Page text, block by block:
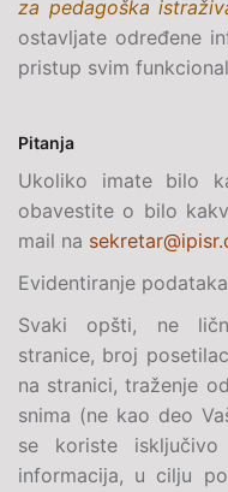
za pedagoška
ostavljate određene
pristup svim
Pitanja
Ukoliko imate bilo
obavestite o bilo
mail na
Evidentiranje podataka
Svaki opšti, ne
stranice, broj
na stranici, traženje
snima (ne kao deo
se koriste
informacija, u cilju